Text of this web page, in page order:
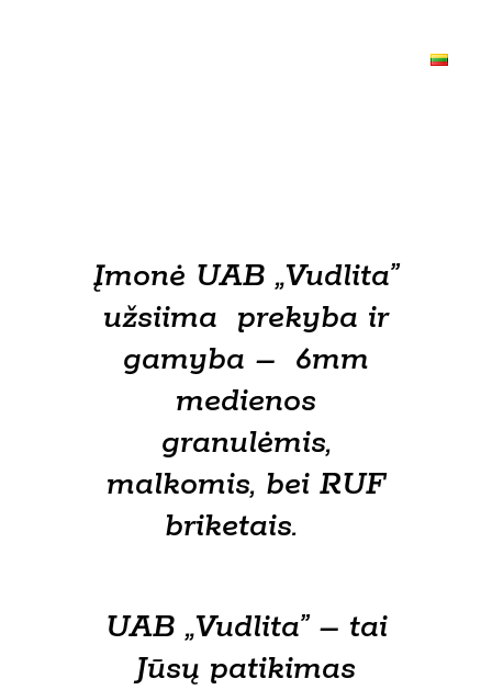
Įmonė UAB „Vudlita”
užsiima prekyba ir
gamyba – 6mm
medienos
granulėmis,
malkomis, bei RUF
briketais.
UAB „Vudlita” – tai
Jūsų patikimas